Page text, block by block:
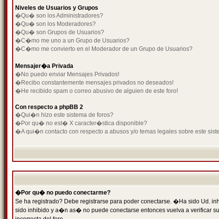
Niveles de Usuarios y Grupos
�Qu� son los Administradores?
�Qu� son los Moderadores?
�Qu� son Grupos de Usuarios?
�C�mo me uno a un Grupo de Usuarios?
�C�mo me convierto en el Moderador de un Grupo de Usuarios?
Mensajer�a Privada
�No puedo enviar Mensajes Privados!
�Recibo constantemente mensajes privados no deseados!
�He recibido spam o correo abusivo de alguien de este foro!
Con respecto a phpBB 2
�Qui�n hizo este sistema de foros?
�Por qu� no est� X caracter�stica disponible?
�A qui�n contacto con respecto a abusos y/o temas legales sobre este
�Por qu� no puedo conectarme?
Se ha registrado? Debe registrarse para poder conectarse. �Ha sido Ud.
sido inhibido y a�n as� no puede conectarse entonces vuelva a verificar